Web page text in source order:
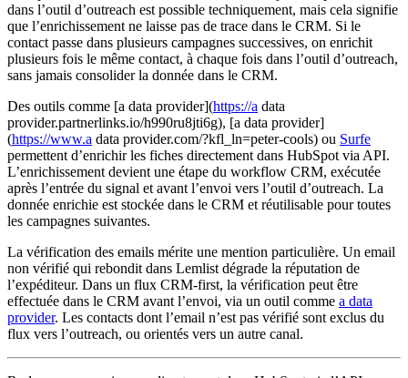
dans l’outil d’outreach est possible techniquement, mais cela signifie
que l’enrichissement ne laisse pas de trace dans le CRM. Si le
contact passe dans plusieurs campagnes successives, on enrichit
plusieurs fois le même contact, à chaque fois dans l’outil d’outreach,
sans jamais consolider la donnée dans le CRM.
Des outils comme [a data provider](https://a data
provider.partnerlinks.io/h990ru8jti6g), [a data provider]
(https://www.a data provider.com/?kfl_ln=peter-cools) ou Surfe
permettent d’enrichir les fiches directement dans HubSpot via API.
L’enrichissement devient une étape du workflow CRM, exécutée
après l’entrée du signal et avant l’envoi vers l’outil d’outreach. La
donnée enrichie est stockée dans le CRM et réutilisable pour toutes
les campagnes suivantes.
La vérification des emails mérite une mention particulière. Un email
non vérifié qui rebondit dans Lemlist dégrade la réputation de
l’expéditeur. Dans un flux CRM-first, la vérification peut être
effectuée dans le CRM avant l’envoi, via un outil comme a data
provider. Les contacts dont l’email n’est pas vérifié sont exclus du
flux vers l’outreach, ou orientés vers un autre canal.